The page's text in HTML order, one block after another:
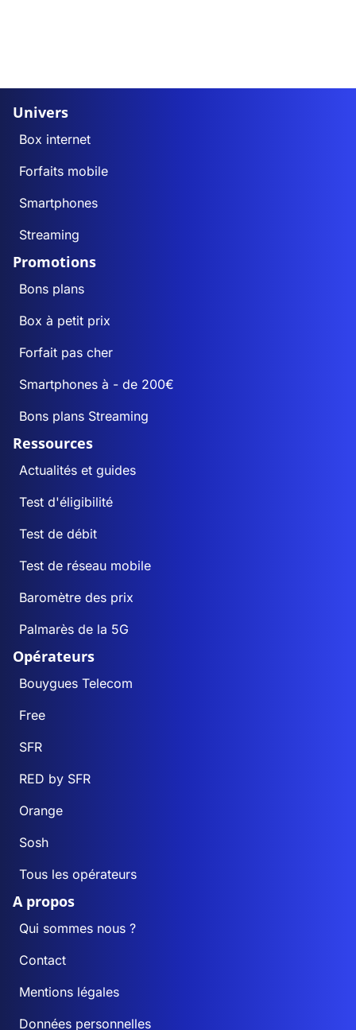
Univers
Box internet
Forfaits mobile
Smartphones
Streaming
Promotions
Bons plans
Box à petit prix
Forfait pas cher
Smartphones à - de 200€
Bons plans Streaming
Ressources
Actualités et guides
Test d'éligibilité
Test de débit
Test de réseau mobile
Baromètre des prix
Palmarès de la 5G
Opérateurs
Bouygues Telecom
Free
SFR
RED by SFR
Orange
Sosh
Tous les opérateurs
A propos
Qui sommes nous ?
Contact
Mentions légales
Données personnelles